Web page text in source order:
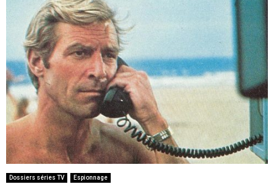
Dossiers séries TV Espionnage